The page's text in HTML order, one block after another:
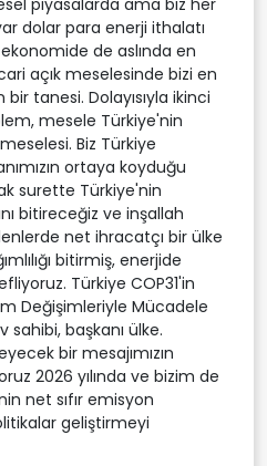
piyasalarda ama biz her
dolar para enerji ithalatı
de aslında en
açık meselesinde bizi en
tanesi. Dolayısıyla ikinci
mesele Türkiye'nin
Biz Türkiye
ortaya koyduğu
surette Türkiye'nin
bitireceğiz ve inşallah
net ihracatçı bir ülke
bitirmiş, enerjide
Türkiye COP31'in
Değişimleriyle Mücadele
sahibi, başkanı ülke.
bir mesajımızın
2026 yılında ve bizim de
net sıfır emisyon
geliştirmeyi